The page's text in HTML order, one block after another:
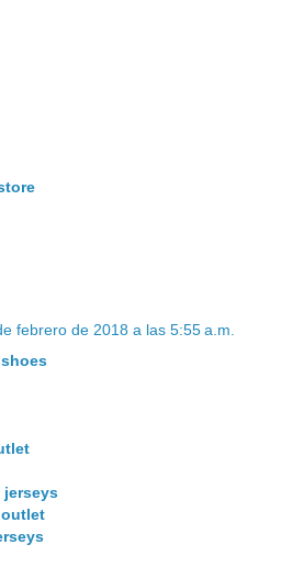
febrero de 2018 a las 5:55 a.m.
jerseys